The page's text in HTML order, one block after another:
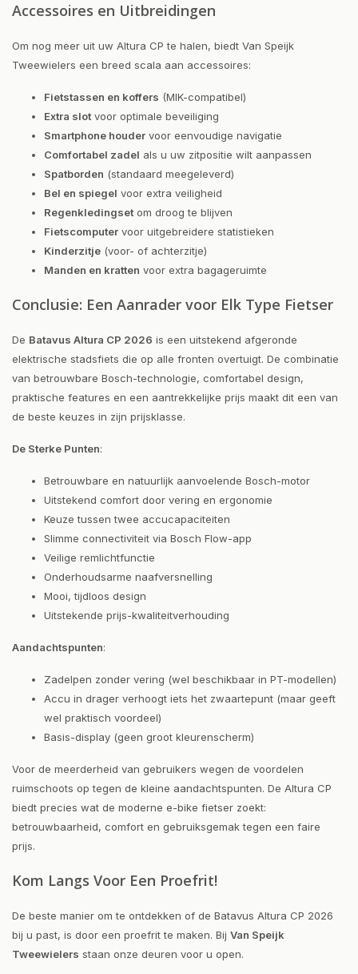
Accessoires en Uitbreidingen
Om nog meer uit uw Altura CP te halen, biedt Van Speijk
Tweewielers een breed scala aan accessoires:
Fietstassen en koffers (MIK-compatibel)
Extra slot voor optimale beveiliging
Smartphone houder voor eenvoudige navigatie
Comfortabel zadel als u uw zitpositie wilt aanpassen
Spatborden (standaard meegeleverd)
Bel en spiegel voor extra veiligheid
Regenkledingset om droog te blijven
Fietscomputer voor uitgebreidere statistieken
Kinderzitje (voor- of achterzitje)
Manden en kratten voor extra bagageruimte
Conclusie: Een Aanrader voor Elk Type Fietser
De Batavus Altura CP 2026 is een uitstekend afgeronde
elektrische stadsfiets die op alle fronten overtuigt. De combinatie
van betrouwbare Bosch-technologie, comfortabel design,
praktische features en een aantrekkelijke prijs maakt dit een van
de beste keuzes in zijn prijsklasse.
De Sterke Punten:
Betrouwbare en natuurlijk aanvoelende Bosch-motor
Uitstekend comfort door vering en ergonomie
Keuze tussen twee accucapaciteiten
Slimme connectiviteit via Bosch Flow-app
Veilige remlichtfunctie
Onderhoudsarme naafversnelling
Mooi, tijdloos design
Uitstekende prijs-kwaliteitverhouding
Aandachtspunten:
Zadelpen zonder vering (wel beschikbaar in PT-modellen)
Accu in drager verhoogt iets het zwaartepunt (maar geeft
wel praktisch voordeel)
Basis-display (geen groot kleurenscherm)
Voor de meerderheid van gebruikers wegen de voordelen
ruimschoots op tegen de kleine aandachtspunten. De Altura CP
biedt precies wat de moderne e-bike fietser zoekt:
betrouwbaarheid, comfort en gebruiksgemak tegen een faire
prijs.
Kom Langs Voor Een Proefrit!
De beste manier om te ontdekken of de Batavus Altura CP 2026
bij u past, is door een proefrit te maken. Bij Van Speijk
Tweewielers staan onze deuren voor u open.